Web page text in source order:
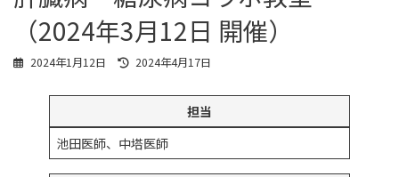
（2024年3月12日 開催）
2024年1月12日
最
更
日
時
:
2024年4月17日
担当
池田医師、中塔医師